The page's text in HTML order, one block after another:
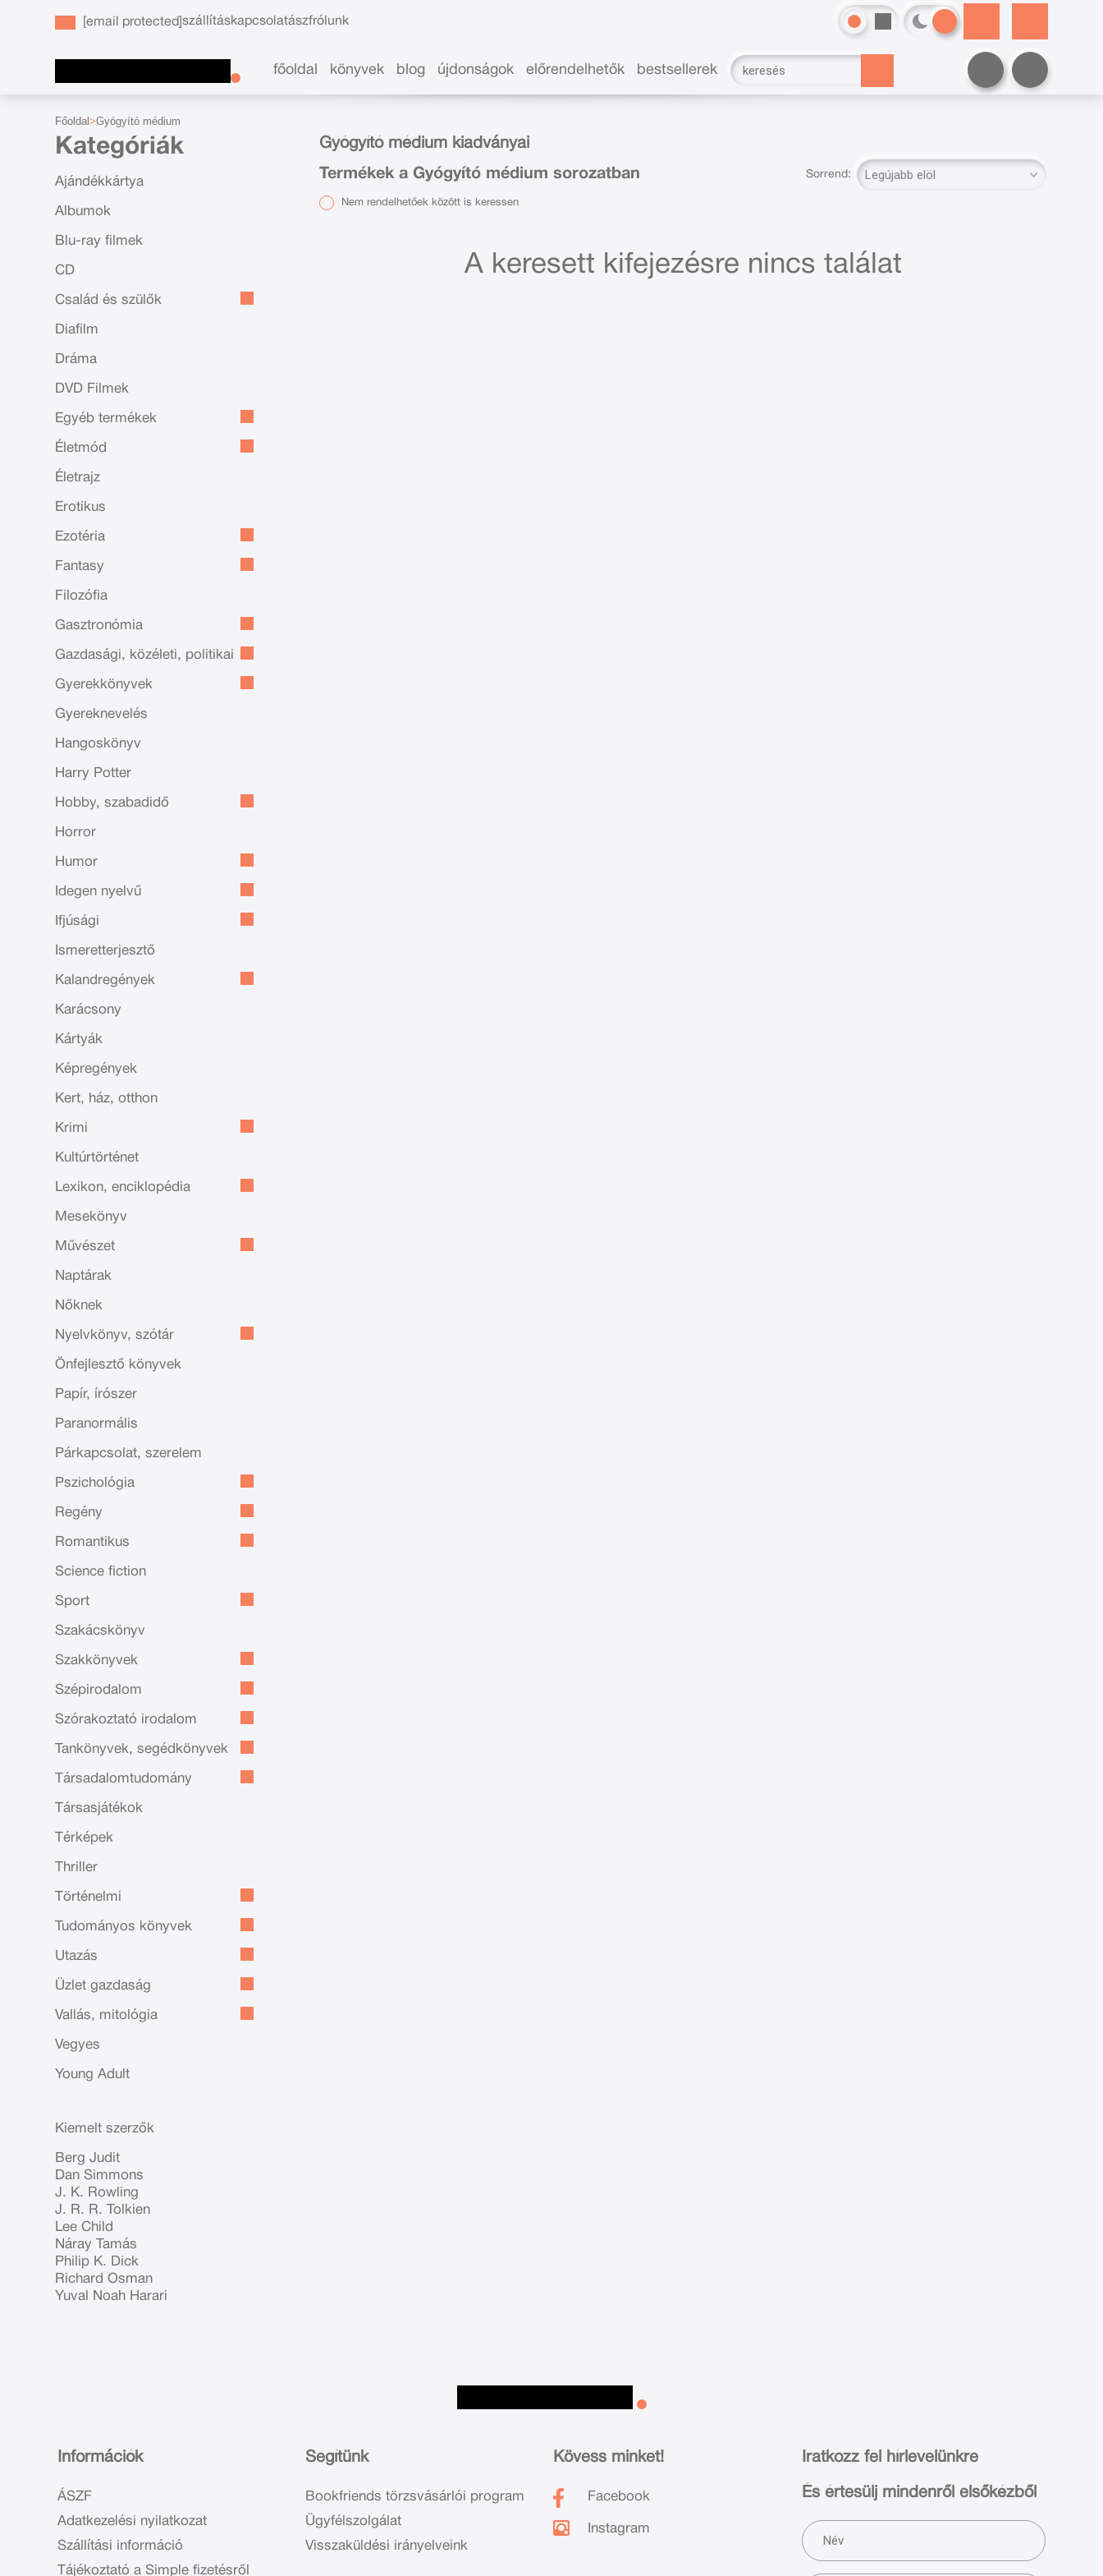
[email protected]szállításkapcsolatászfrólunk
főoldal könyvek blog újdonságok előrendelhetők bestsellerek
Főoldal Gyógyító médium
Kategóriák
Ajándékkártya
Albumok
Blu-ray filmek
CD
Család és szülők
Diafilm
Dráma
DVD Filmek
Egyéb termékek
Életmód
Életrajz
Erotikus
Ezotéria
Fantasy
Filozófia
Gasztronómia
Gazdasági, közéleti, politikai
Gyerekkönyvek
Gyereknevelés
Hangoskönyv
Harry Potter
Hobby, szabadidő
Horror
Humor
Idegen nyelvű
Ifjúsági
Ismeretterjesztő
Kalandregények
Karácsony
Kártyák
Képregények
Kert, ház, otthon
Krimi
Kultúrtörténet
Lexikon, enciklopédia
Mesekönyv
Művészet
Naptárak
Nőknek
Nyelvkönyv, szótár
Önfejlesztő könyvek
Papír, írószer
Paranormális
Párkapcsolat, szerelem
Pszichológia
Regény
Romantikus
Science fiction
Sport
Szakácskönyv
Szakkönyvek
Szépirodalom
Szórakoztató irodalom
Tankönyvek, segédkönyvek
Társadalomtudomány
Társasjátékok
Térképek
Thriller
Történelmi
Tudományos könyvek
Utazás
Üzlet gazdaság
Vallás, mitológia
Vegyes
Young Adult
Kiemelt szerzők
Berg Judit
Dan Simmons
J. K. Rowling
J. R. R. Tolkien
Lee Child
Náray Tamás
Philip K. Dick
Richard Osman
Yuval Noah Harari
Gyógyító médium kiadványai
Termékek a Gyógyító médium sorozatban Sorrend:
Nem rendelhetőek között is keressen
A keresett kifejezésre nincs találat
Információk
ÁSZF
Adatkezelési nyilatkozat
Szállítási információ
Tájékoztató a Simple fizetésről
Segítünk
Bookfriends törzsvásárlói program
Ügyfélszolgálat
Visszaküldési irányelveink
Kövess minket!
Facebook
Instagram
Iratkozz fel hírlevelünkre
És értesülj mindenről elsőkézből